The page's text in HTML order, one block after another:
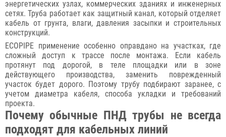
энергетических узлах, коммерческих зданиях и инженерных
сетях. Труба работает как защитный канал, который отделяет
кабель от грунта, влаги, давления засыпки и строительных
конструкций.
ECOPIPE применение особенно оправдано на участках, где
сложный доступ к трассе после монтажа. Если кабель
протянут под дорогой, в теле площадки или в зоне
действующего производства, заменить поврежденный
участок будет дорого. Поэтому трубу подбирают заранее, с
учетом диаметра кабеля, способа укладки и требований
проекта.
Почему обычные ПНД трубы не всегда
подходят для кабельных линий